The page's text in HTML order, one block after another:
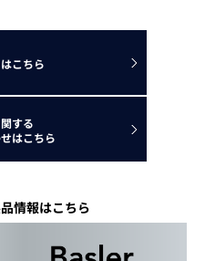
こちら
する
はこちら
情報はこちら